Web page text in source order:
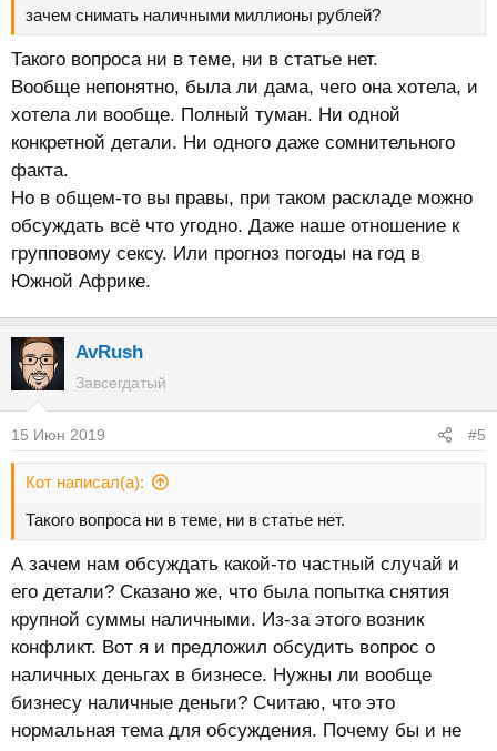
зачем снимать наличными миллионы рублей?
Такого вопроса ни в теме, ни в статье нет.
Вообще непонятно, была ли дама, чего она хотела, и
хотела ли вообще. Полный туман. Ни одной
конкретной детали. Ни одного даже сомнительного
факта.
Но в общем-то вы правы, при таком раскладе можно
обсуждать всё что угодно. Даже наше отношение к
групповому сексу. Или прогноз погоды на год в
Южной Африке.
AvRush
Завсегдатый
15 Июн 2019 #5
Кот написал(а):
Такого вопроса ни в теме, ни в статье нет.
А зачем нам обсуждать какой-то частный случай и
его детали? Сказано же, что была попытка снятия
крупной суммы наличными. Из-за этого возник
конфликт. Вот я и предложил обсудить вопрос о
наличных деньгах в бизнесе. Нужны ли вообще
бизнесу наличные деньги? Считаю, что это
нормальная тема для обсуждения. Почему бы и не